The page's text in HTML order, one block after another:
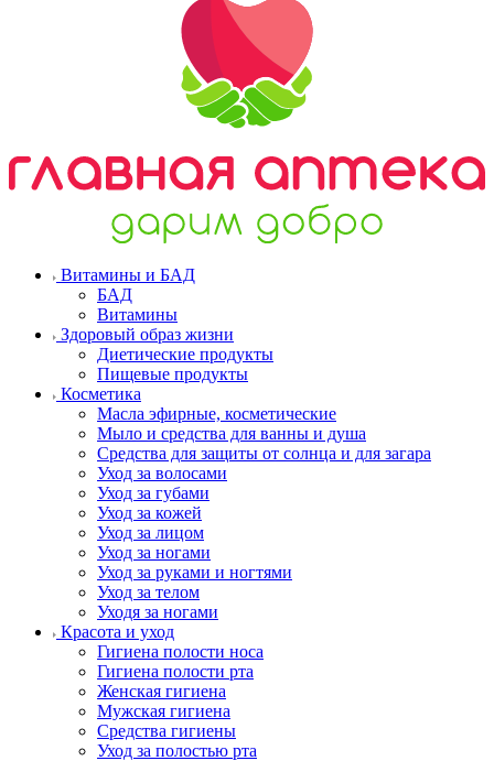
Витамины и БАД
БАД
Витамины
Здоровый образ жизни
Диетические продукты
Пищевые продукты
Косметика
Масла эфирные, косметические
Мыло и средства для ванны и душа
Средства для защиты от солнца и для загара
Уход за волосами
Уход за губами
Уход за кожей
Уход за лицом
Уход за ногами
Уход за руками и ногтями
Уход за телом
Уходя за ногами
Красота и уход
Гигиена полости носа
Гигиена полости рта
Женская гигиена
Мужская гигиена
Средства гигиены
Уход за полостью рта